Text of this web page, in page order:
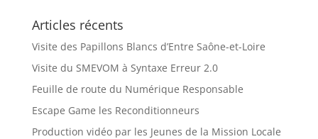
Articles récents
Visite des Papillons Blancs d’Entre Saône-et-Loire
Visite du SMEVOM à Syntaxe Erreur 2.0
Feuille de route du Numérique Responsable
Escape Game les Reconditionneurs
Production vidéo par les Jeunes de la Mission Locale